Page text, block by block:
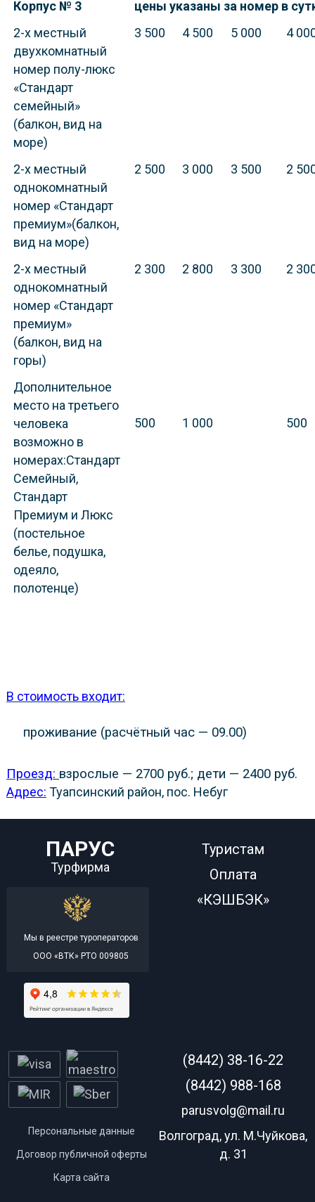
Корпус № 3
цены указаны за номер в
2-х местный
двухкомнатный
номер полу-люкс
«Стандарт
семейный»
(балкон, вид на
море)
3 500 4 500 5 000 4
2-х местный
однокомнатный
номер «Стандарт
премиум»(балкон,
вид на море)
2 500 3 000 3 500 2
2-х местный
однокомнатный
номер «Стандарт
премиум»
(балкон, вид на
горы)
2 300 2 800 3 300 2
Дополнительное
место на третьего
человека
возможно в
номерах:Стандарт
Семейный,
Стандарт
Премиум и Люкс
(постельное
белье, подушка,
одеяло,
полотенце)
500 1 000 500
В стоимость входит:
проживание (расчётный час — 09.00)
Проезд: взрослые — 2700 руб.; дети — 2400 руб.
Адрес: Туапсинский район, пос. Небуг
ПАРУС
Турфирма
Мы в реестре туроператоров
ООО «ВТК» РТО 009805
Туристам
Оплата
«КЭШБЭК»
Персональные данные
Договор публичной оферты
Карта сайта
(8442) 38-16-22
(8442) 988-168
parusvolg@mail.ru
Волгоград, ул. М.Чуйкова,
д. 31